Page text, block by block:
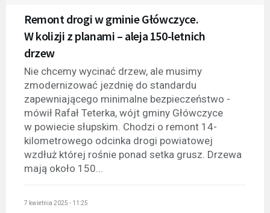
Remont drogi w gminie Główczyce.
W kolizji z planami – aleja 150-letnich
drzew
Nie chcemy wycinać drzew, ale musimy
zmodernizować jezdnię do standardu
zapewniającego minimalne bezpieczeństwo -
mówił Rafał Teterka, wójt gminy Główczyce
w powiecie słupskim. Chodzi o remont 14-
kilometrowego odcinka drogi powiatowej
wzdłuż której rośnie ponad setka grusz. Drzewa
mają około 150...
7 kwietnia 2025 - 11:25